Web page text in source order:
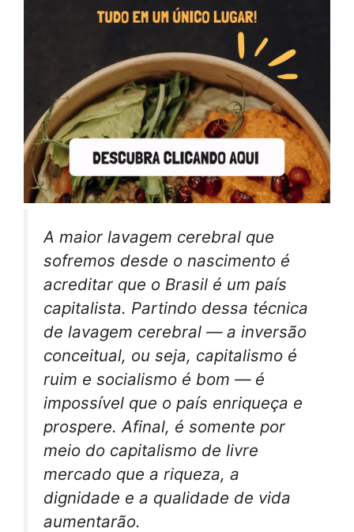
A maior lavagem cerebral que
sofremos desde o nascimento é
acreditar que o Brasil é um país
capitalista. Partindo dessa técnica
de lavagem cerebral — a inversão
conceitual, ou seja, capitalismo é
ruim e socialismo é bom — é
impossível que o país enriqueça e
prospere. Afinal, é somente por
meio do capitalismo de livre
mercado que a riqueza, a
dignidade e a qualidade de vida
aumentarão.